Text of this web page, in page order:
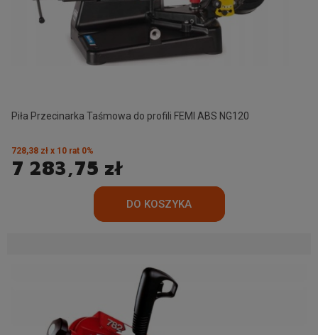
Piła Przecinarka Taśmowa do profili FEMI ABS NG120
7 283,75 zł
728,38 zł x 10 rat 0%